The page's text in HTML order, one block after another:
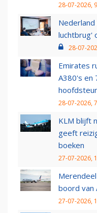
28-07-2026,
Nederland
luchtbrug'
28-07-
Emirates
A380's en
28-07-2026,
KLM blijft
geeft
boeken
27-07-2026,
boord van
27-07-2026,